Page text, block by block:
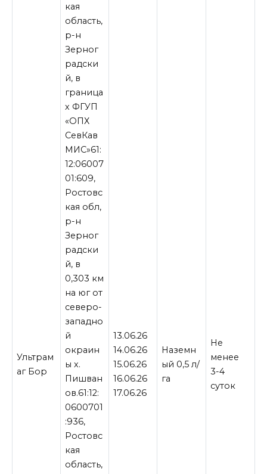
Ультрам
аг Бор
кая
область,
р-н
Зерног
радски
й, в
граница
х ФГУП
«ОПХ
СевКав
МИС»61:
12:06007
01:609,
Ростовс
кая обл,
р-н
Зерног
радски
й, в
0,303 км
на юг от
северо-
западно
й
окраин
ы х.
Пишван
ов.61:12:
0600701
:936,
Ростовс
кая
область,
13.06.26
14.06.26
15.06.26
16.06.26
17.06.26
Наземн
ый 0,5 л/
га
Не
менее
3-4
суток